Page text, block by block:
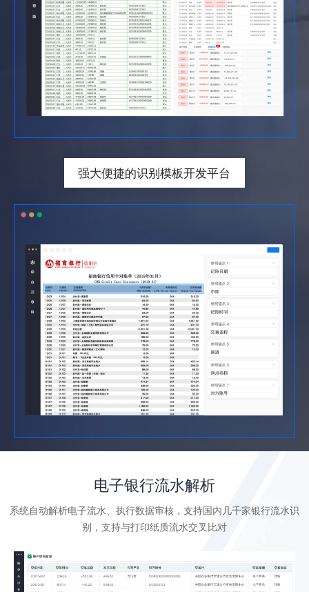
强大便捷的识别模板开发平台
电子银行流水解析
系统自动解析电子流水、执行数据审核，支持国内几千家银行流水识
别，支持与打印纸质流水交叉比对